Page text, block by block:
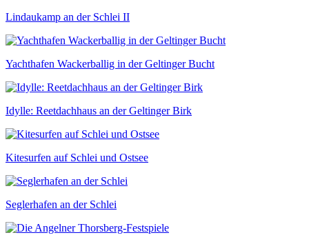
Lindaukamp an der Schlei II
Yachthafen Wackerballig in der Geltinger Bucht
Idylle: Reetdachhaus an der Geltinger Birk
Kitesurfen auf Schlei und Ostsee
Seglerhafen an der Schlei